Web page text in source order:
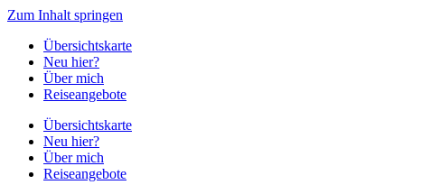
Zum Inhalt springen
Übersichtskarte
Neu hier?
Über mich
Reiseangebote
Übersichtskarte
Neu hier?
Über mich
Reiseangebote